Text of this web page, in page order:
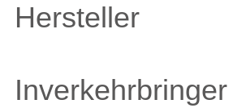
Hersteller
Inverkehrbringer